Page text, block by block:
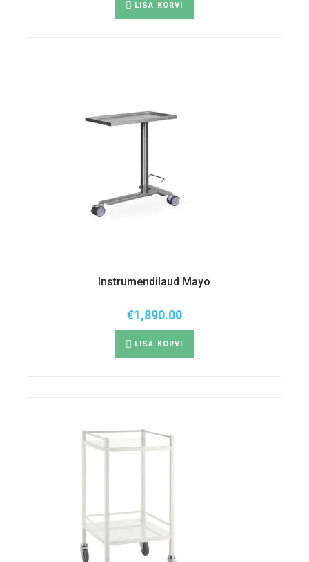
LISA KORVI
Instrumendilaud Mayo
€1,890.00
LISA KORVI